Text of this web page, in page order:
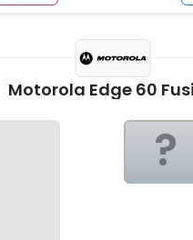
Motorola Edge 60
?